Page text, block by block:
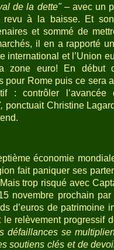
de la dette"– avec un
à la baisse. Et
et sommé de
il en a rapporté
international et l’Union
zone euro! En début
pour Rome puis ce sera
: contrôler
ponctuait Christine
économie
fait paniquer ses
trop risqué avec
novembre prochain par
d’euros de patrimoine
relèvement progressif
défaillances se
soutiens clés et de